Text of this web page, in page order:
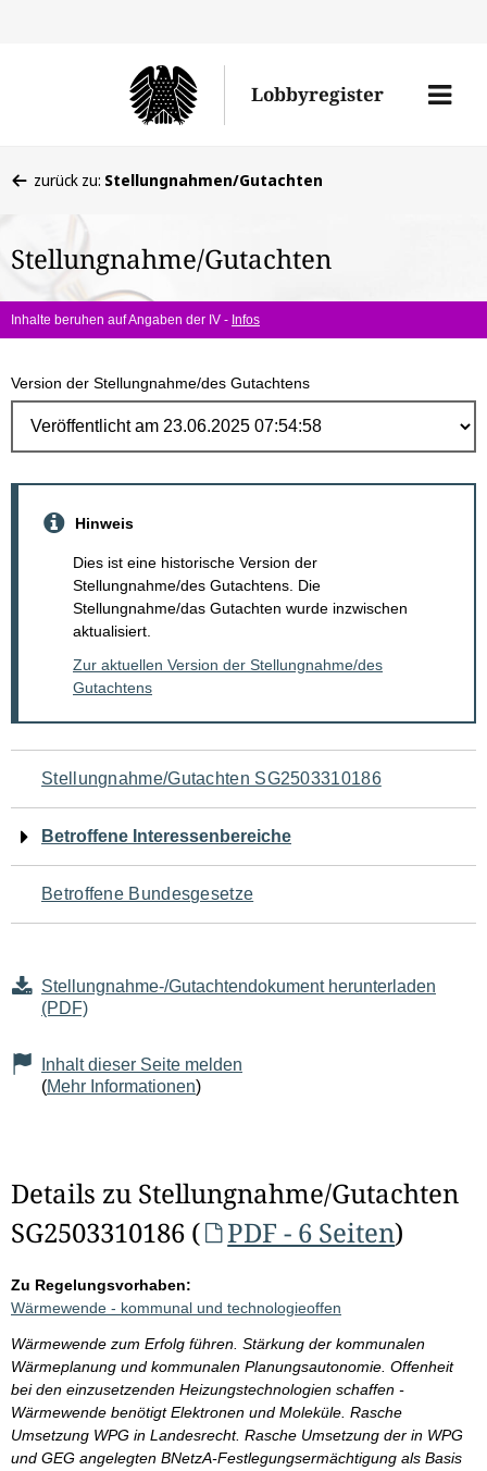
Lobbyregister
Menü
befinden
hier:
zurück zu: Stellungnahmen/Gutachten
Stellungnahme/Gutachten
Inhalte beruhen auf Angaben der IV - Infos
Version der Stellungnahme/des Gutachtens
Hinweis
Dies ist eine historische Version der
Stellungnahme/des Gutachtens. Die
Stellungnahme/das Gutachten wurde inzwischen
aktualisiert.
Zur aktuellen Version der Stellungnahme/des
Gutachtens
Navigation
für
den
Seiteninhalt
Stellungnahme/Gutachten SG2503310186
Betroffene Interessenbereiche
Betroffene Bundesgesetze
Stellungnahme-/Gutachtendokument herunterladen
(PDF)
Inhalt dieser Seite melden
(Mehr Informationen)
Details zu Stellungnahme/Gutachten
SG2503310186 (
PDF - 6 Seiten)
Zu Regelungsvorhaben:
Wärmewende - kommunal und technologieoffen
Wärmewende zum Erfolg führen. Stärkung der kommunalen
Wärmeplanung und kommunalen Planungsautonomie. Offenheit
bei den einzusetzenden Heizungstechnologien schaffen -
Wärmewende benötigt Elektronen und Moleküle. Rasche
Umsetzung WPG in Landesrecht. Rasche Umsetzung der in WPG
und GEG angelegten BNetzA-Festlegungsermächtigung als Basis